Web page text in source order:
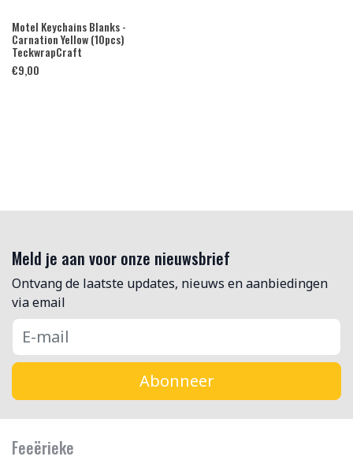
Motel Keychains Blanks -
Carnation Yellow (10pcs)
TeckwrapCraft
€9,00
Meld je aan voor onze nieuwsbrief
Ontvang de laatste updates, nieuws en aanbiedingen
via email
Abonneer
Feeërieke